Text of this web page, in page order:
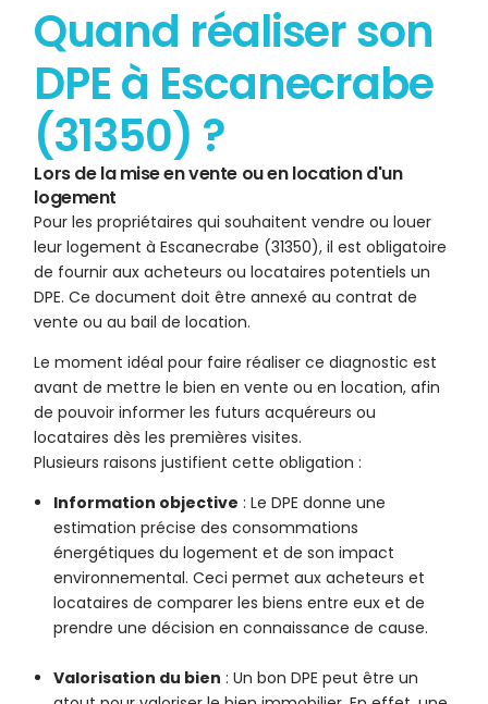
Quand réaliser son
DPE à Escanecrabe
(31350) ?
Lors de la mise en vente ou en location d'un
logement
Pour les propriétaires qui souhaitent vendre ou louer
leur logement à Escanecrabe (31350), il est obligatoire
de fournir aux acheteurs ou locataires potentiels un
DPE. Ce document doit être annexé au contrat de
vente ou au bail de location.
Le moment idéal pour faire réaliser ce diagnostic est
avant de mettre le bien en vente ou en location, afin
de pouvoir informer les futurs acquéreurs ou
locataires dès les premières visites.
Plusieurs raisons justifient cette obligation :
Information objective : Le DPE donne une
estimation précise des consommations
énergétiques du logement et de son impact
environnemental. Ceci permet aux acheteurs et
locataires de comparer les biens entre eux et de
prendre une décision en connaissance de cause.
Valorisation du bien : Un bon DPE peut être un